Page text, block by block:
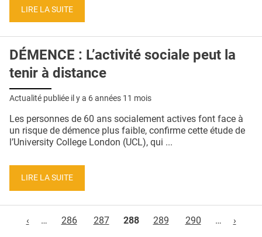
LIRE LA SUITE
DÉMENCE : L’activité sociale peut la
tenir à distance
Actualité publiée il y a 6 années 11 mois
Les personnes de 60 ans socialement actives font face à
un risque de démence plus faible, confirme cette étude de
l’University College London (UCL), qui ...
LIRE LA SUITE
‹
… 286 287 288 289 290 … ›